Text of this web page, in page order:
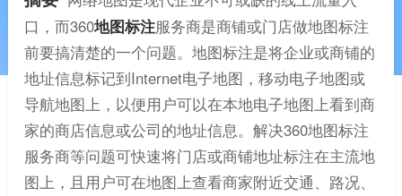
口，而360地图标注服务商是商铺或门店做地图标注
前要搞清楚的一个问题。地图标注是将企业或商铺的
地址信息标记到Internet电子地图，移动电子地图或
导航地图上，以便用户可以在本地电子地图上看到商
家的商店信息或公司的地址信息。解决360地图标注
服务商等问题可快速将门店或商铺地址标注在主流地
图上，且用户可在地图上查看商家附近交通、路况、